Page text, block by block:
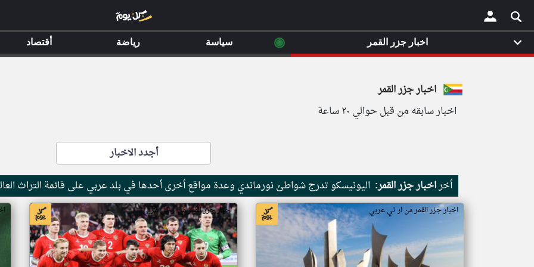
×
اخبار جزر القمر
اخبار سابقه من قبل حوالي ٢٠ ساعة
أجدد الاخبار
أخراخبار جزر القمر: اليونيسكو تدرج شواطئ نورماندي وعدة مواقع أخرى أحدها في بلد عربي على قائمة التراث
اخبار جزر القمر من ار تي عربي اخبار جزر القمر من ار تي عربي
اخبار جزر القمر ◉ سياسة رياضة أقتصاد